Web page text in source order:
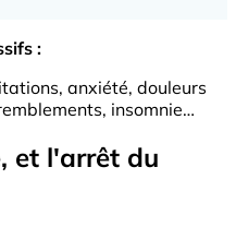
:
anxiété, douleurs
insomnie…
et l'arrêt du